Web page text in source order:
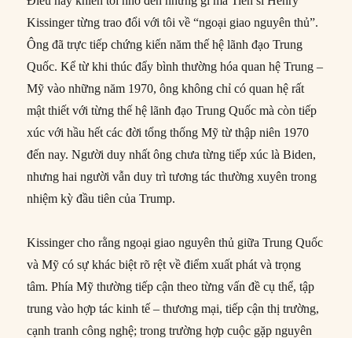
Kissinger từng trao đổi với tôi về “ngoại giao nguyên thủ”.
Ông đã trực tiếp chứng kiến năm thế hệ lãnh đạo Trung
Quốc. Kể từ khi thúc đẩy bình thường hóa quan hệ Trung –
Mỹ vào những năm 1970, ông không chỉ có quan hệ rất
mật thiết với từng thế hệ lãnh đạo Trung Quốc mà còn tiếp
xúc với hầu hết các đời tổng thống Mỹ từ thập niên 1970
đến nay. Người duy nhất ông chưa từng tiếp xúc là Biden,
nhưng hai người vẫn duy trì tương tác thường xuyên trong
nhiệm kỳ đầu tiên của Trump.
Kissinger cho rằng ngoại giao nguyên thủ giữa Trung Quốc
và Mỹ có sự khác biệt rõ rệt về điểm xuất phát và trọng
tâm. Phía Mỹ thường tiếp cận theo từng vấn đề cụ thể, tập
trung vào hợp tác kinh tế – thương mại, tiếp cận thị trường,
cạnh tranh công nghệ; trong trường hợp cuộc gặp nguyên